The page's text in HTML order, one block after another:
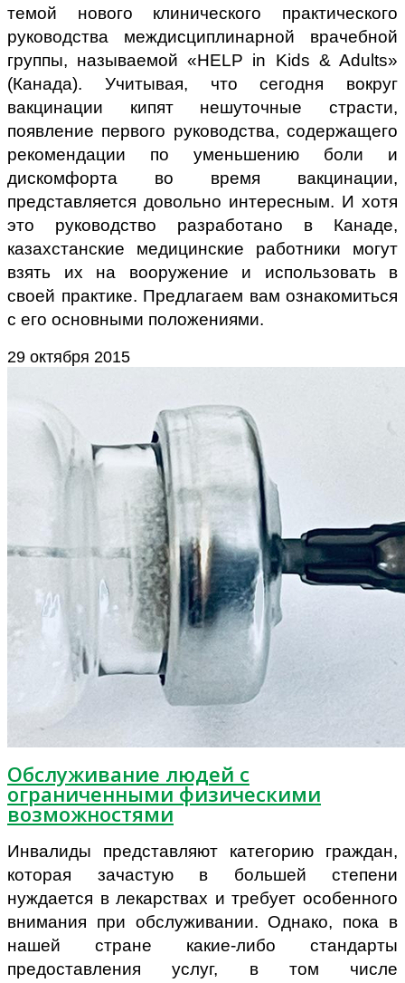
темой нового клинического практического
руководства междисциплинарной врачебной
группы, называемой «HELP in Kids & Adults»
(Канада). Учитывая, что сегодня вокруг
вакцинации кипят нешуточные страсти,
появление первого руководства, содержащего
рекомендации по уменьшению боли и
дискомфорта во время вакцинации,
представляется довольно интересным. И хотя
это руководство разработано в Канаде,
казахстанские медицинские работники могут
взять их на вооружение и использовать в
своей практике. Предлагаем вам ознакомиться
с его основными положениями.
29 октября 2015
Обслуживание людей с
ограниченными физическими
возможностями
Инвалиды представляют категорию граждан,
которая зачастую в большей степени
нуждается в лекарствах и требует особенного
внимания при обслуживании. Однако, пока в
нашей стране какие-либо стандарты
предоставления услуг, в том числе